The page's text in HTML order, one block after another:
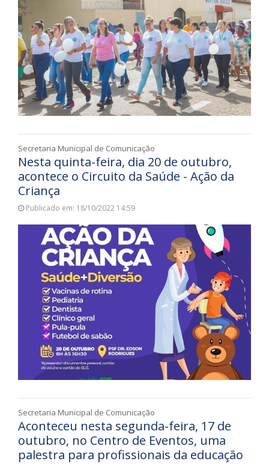
Secretaria Municipal de Comunicação
Nesta quinta-feira, dia 20 de outubro,
acontece o Circuito da Saúde - Ação da
Criança
Publicado em: 18/10/2022 14:59
Secretaria Municipal de Comunicação
Aconteceu nesta segunda-feira, 17 de
outubro, no Centro de Eventos, uma
palestra para profissionais da educação